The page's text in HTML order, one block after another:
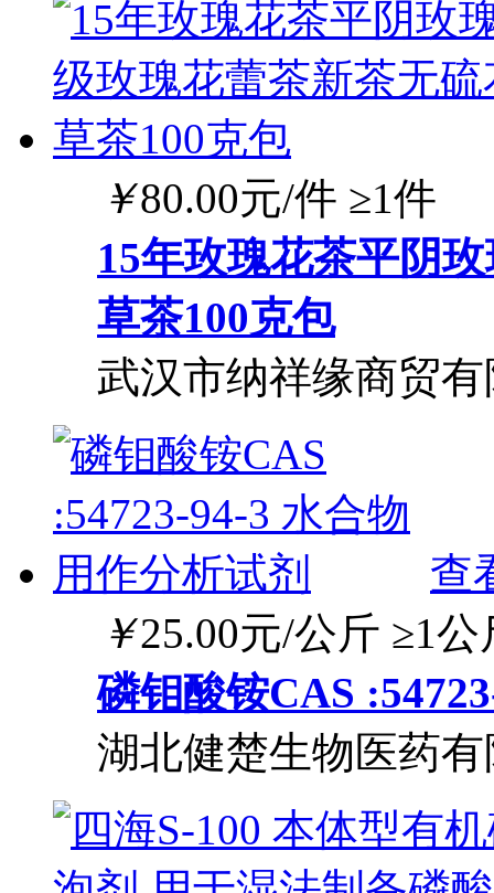
￥80.00元/件 ≥1件
15年玫瑰花茶平阴
草茶100克包
武汉市纳祥缘商贸
查
￥25.00元/公斤 ≥1公
磷钼酸铵CAS
湖北健楚生物医药